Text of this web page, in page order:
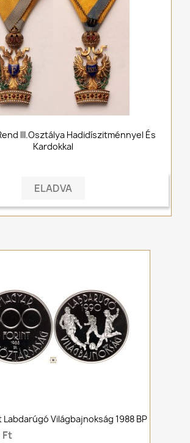
III.osztálya Hadidíszitménnyel És
Kardokkal
ELADVA
Labdarúgó Világbajnokság 1988 BP
Ft